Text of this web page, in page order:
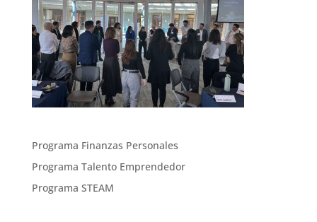
Programa Finanzas Personales
Programa Talento Emprendedor
Programa STEAM